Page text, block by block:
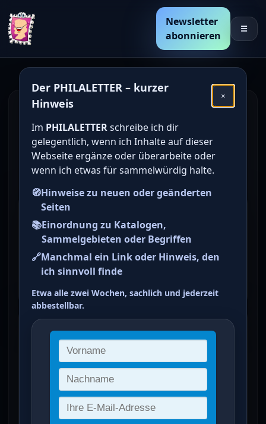
Newsletter
abonnieren
☰
Der PHILALETTER – kurzer
Hinweis
×
Im PHILALETTERschreibe ich dir
gelegentlich, wenn ich Inhalte auf dieser
Webseite ergänze oder überarbeite oder
wenn ich etwas für sammelwürdig halte.
🧭Hinweise zu neuen oder geänderten
Seiten
📚Einordnung zu Katalogen,
Sammelgebieten oder Begriffen
🔗Manchmal ein Link oder Hinweis, den
ich sinnvoll finde
Etwa alle zwei Wochen, sachlich und jederzeit
abbestellbar.
Den Katalogwert von
deutschen Briefmarken
online bestimmen /
ermitteln
Briefmarke zu Bizone
Freimarken: Bauwerke 2 Pfg
schwarzgrau
ein Treffer von 37
Freimarken: Bauwerke(2 Pfg)